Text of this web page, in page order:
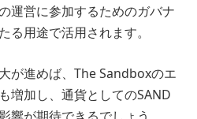
運営に参加するためのガバナ
る用途で活用されます。
が進めば、The Sandboxのエ
増加し、通貨としてのSAND